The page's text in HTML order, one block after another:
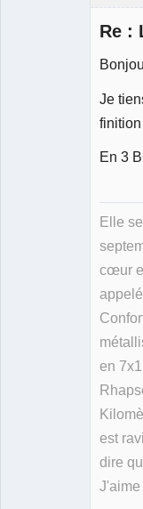
Re :
Je
En 3
Elle
cœur
en
est
dire
J'aime